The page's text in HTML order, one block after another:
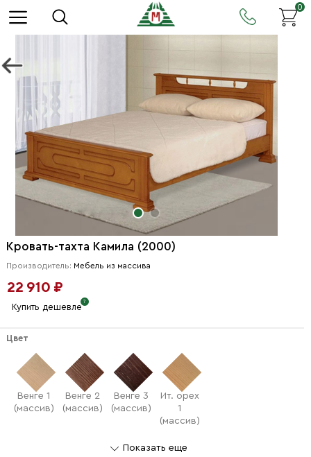
0
Кровать-тахта Камила (2000)
Производитель: Мебель из массива
22 910 ₽
Купить дешевле
Цвет
Венге 1
(массив)
Венге 2
(массив)
Венге 3
(массив)
Ит. орех
1
(массив)
Показать еще